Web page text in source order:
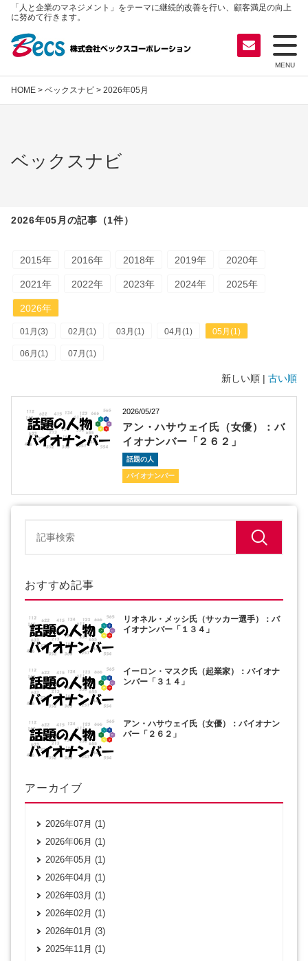
「人と企業のマネジメント」をテーマに継続的改善を行い、顧客満足の向上
に努めて行きます。
MENU
HOME > ベックスナビ > 2026年05月
ベックスナビ
2026年05月の記事（1件）
2015年 2016年 2018年 2019年 2020年
2021年 2022年 2023年 2024年 2025年
2026年
01月(3) 02月(1) 03月(1) 04月(1) 05月(1)
06月(1) 07月(1)
新しい順 | 古い順
2026/05/27
アン・ハサウェイ氏（女優）：バ
イオナンバー「２６２」
話題の人
バイオナンバー
おすすめ記事
リオネル・メッシ氏（サッカー選手）：バ
イオナンバー「１３４」
イーロン・マスク氏（起業家）：バイオナ
ンバー「３１４」
アン・ハサウェイ氏（女優）：バイオナン
バー「２６２」
アーカイブ
2026年07月 (1)
2026年06月 (1)
2026年05月 (1)
2026年04月 (1)
2026年03月 (1)
2026年02月 (1)
2026年01月 (3)
2025年11月 (1)